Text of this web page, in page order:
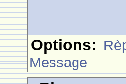
Options:
Message